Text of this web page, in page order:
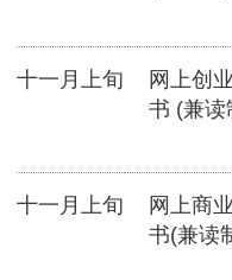
十一月上旬
网上创
书 (兼读
十一月上旬
网上商
书(兼读